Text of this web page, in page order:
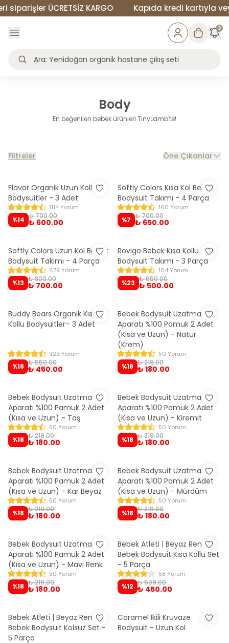
ÜCRETSİZ KARGO Kapıda kredi kartıyla
3
Body
En beğenilen bebek ürünleri TinyLamb'te!
Filtreler Öne Çıkanlar
Flavor Organik Uzun Kollu
Bodysuitler - 3 Adet
1114 Yorum
%14 ₺ 700.00
₺ 600.00
Softly Colors Kısa Kol Bebek
Bodysuit Takımı - 4 Parça
160 Yorum
%7 ₺ 700.00
₺ 650.00
Softly Colors Uzun Kol Bebek
Bodysuit Takımı - 4 Parça
679 Yorum
%13 ₺ 800.00
₺ 700.00
Rovigo Bebek Kısa Kollu
Bodysuit Takımı - 3 Parça
104 Yorum
%23 ₺ 650.00
₺ 500.00
Buddy Bears Organik Kısa
Kollu Bodysuitler– 3 Adet
323 Yorum
%18 ₺ 550.00
₺ 450.00
Bebek Bodysuit Uzatma
Aparatı %100 Pamuk 2 Adet
(Kısa ve Uzun) - Natur
(Krem)
50 Yorum
%18 ₺ 219.00
₺ 180.00
Bebek Bodysuit Uzatma
Aparatı %100 Pamuk 2 Adet
(Kısa ve Uzun) - Taş
50 Yorum
%18 ₺ 219.00
₺ 180.00
Bebek Bodysuit Uzatma
Aparatı %100 Pamuk 2 Adet
(Kısa ve Uzun) - Kiremit
50 Yorum
%18 ₺ 219.00
₺ 180.00
Bebek Bodysuit Uzatma
Aparatı %100 Pamuk 2 Adet
(Kısa ve Uzun) - Kar Beyaz
50 Yorum
%18 ₺ 219.00
₺ 180.00
Bebek Bodysuit Uzatma
Aparatı %100 Pamuk 2 Adet
(Kısa ve Uzun) - Mürdüm
50 Yorum
%18 ₺ 219.00
₺ 180.00
Bebek Bodysuit Uzatma
Aparatı %100 Pamuk 2 Adet
(Kısa ve Uzun) - Mavi Renk
50 Yorum
%18 ₺ 219.00
₺ 180.00
Bebek Atleti | Beyaz Renk
Bebek Bodysuit Kısa Kollu Set
- 5 Parça
58 Yorum
%12 ₺ 509.00
₺ 450.00
Bebek Atleti | Beyaz Renk
Bebek Bodysuit Kolsuz Set -
5 Parça
Caramel İkili Kruvaze
Bodysuit - Uzun Kol